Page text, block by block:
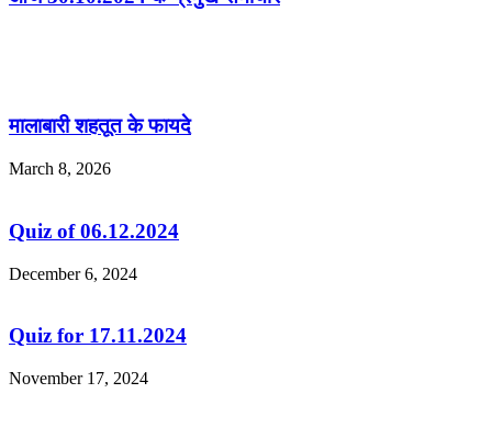
मालाबारी शहतूत के फायदे
March 8, 2026
Quiz of 06.12.2024
December 6, 2024
Quiz for 17.11.2024
November 17, 2024